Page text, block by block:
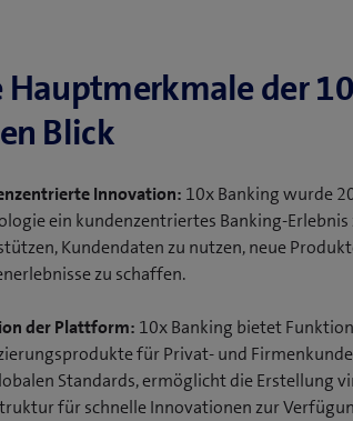
Hauptmerkmale der
Blick
Innovation: 10x Banking wurde
ein kundenzentriertes Banking-
Kundendaten zu nutzen, neue
zu schaffen.
der Plattform: 10x Banking bietet
für Privat- und
Standards, ermöglicht die Erstellung
für schnelle Innovationen zur